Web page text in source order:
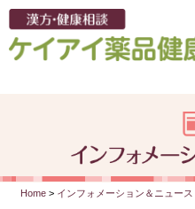
Home > インフォメーション＆ニュース